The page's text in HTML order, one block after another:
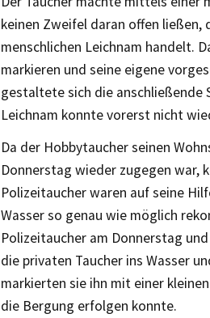
keinen Zweifel daran offen ließen,
menschlichen Leichnam handelt.
markieren und seine eigene
gestaltete sich die anschließende
Leichnam konnte vorerst nicht
Da der Hobbytaucher seinen
Donnerstag wieder zugegen war,
Polizeitaucher waren auf seine
Wasser so genau wie möglich
Polizeitaucher am Donnerstag
die privaten Taucher ins Wasser
markierten sie ihn mit einer
die Bergung erfolgen konnte.